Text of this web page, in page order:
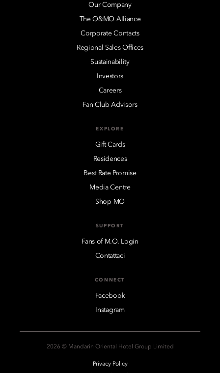
Our Company
The O&MO Alliance
Corporate Contacts
Regional Sales Offices
Sustainability
Investors
Careers
Fan Club Advisors
EXPLORE
Gift Cards
Residences
Best Rate Promise
Media Centre
Shop MO
SUPPORT
Fans of M.O. Login
Contattaci
CONNECT
Facebook
Instagram
2026 © Mandarin Oriental Hotel Group Limited
Privacy Policy